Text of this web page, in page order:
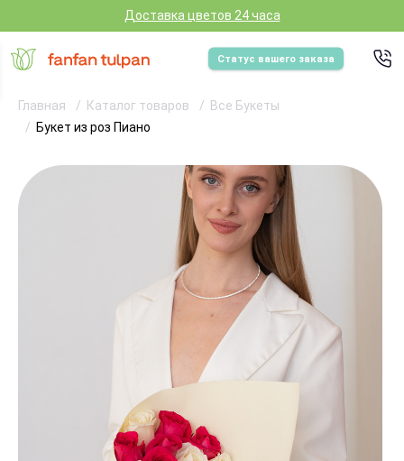
Доставка цветов 24 часа
Статус вашего заказа
Главная Каталог товаров
Все Букеты
Букет из роз Пиано